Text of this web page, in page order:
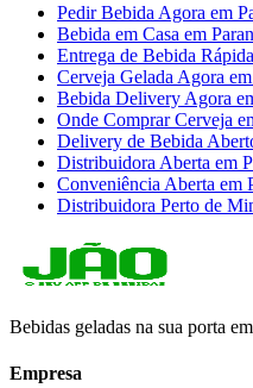
Pedir Bebida Agora em
Bebida em Casa em
Entrega de Bebida Rápida
Cerveja Gelada Agora em
Bebida Delivery Agora
Onde Comprar Cerveja
Delivery de Bebida
Distribuidora Aberta em
Conveniência Aberta em
Distribuidora Perto de
Bebidas geladas na sua porta
Empresa